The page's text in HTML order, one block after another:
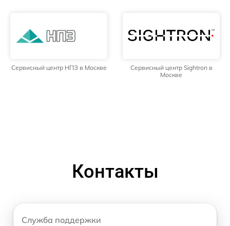
Сервисный центр НПЗ в Москве
Сервисный центр Sightron в
Москве
Контакты
Служба поддержки